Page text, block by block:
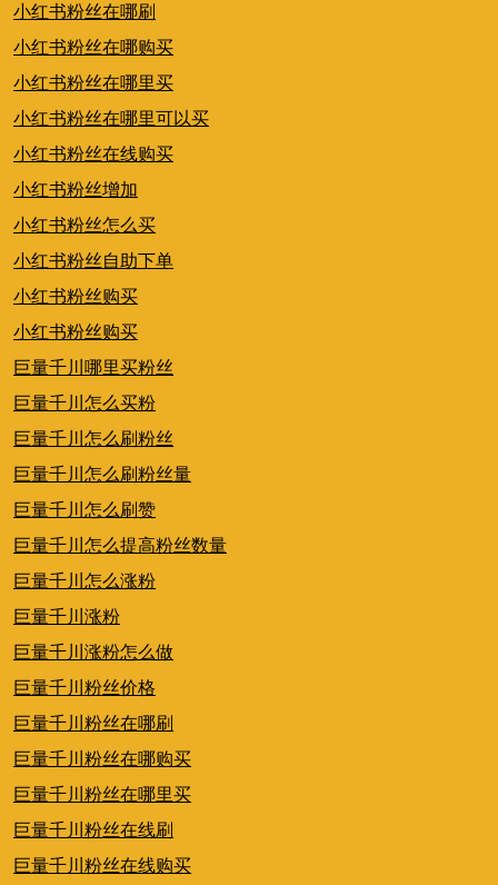
小红书粉丝在哪刷
小红书粉丝在哪购买
小红书粉丝在哪里买
小红书粉丝在哪里可以买
小红书粉丝在线购买
小红书粉丝增加
小红书粉丝怎么买
小红书粉丝自助下单
小红书粉丝购买
小红书粉丝购买
巨量千川哪里买粉丝
巨量千川怎么买粉
巨量千川怎么刷粉丝
巨量千川怎么刷粉丝量
巨量千川怎么刷赞
巨量千川怎么提高粉丝数量
巨量千川怎么涨粉
巨量千川涨粉
巨量千川涨粉怎么做
巨量千川粉丝价格
巨量千川粉丝在哪刷
巨量千川粉丝在哪购买
巨量千川粉丝在哪里买
巨量千川粉丝在线刷
巨量千川粉丝在线购买